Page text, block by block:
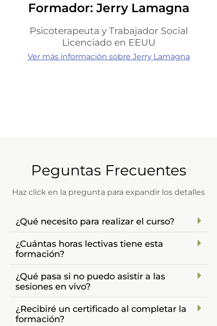
Formador: Jerry Lamagna
Psicoterapeuta y Trabajador Social
Licenciado en EEUU
Ver más información sobre Jerry Lamagna
Peguntas Frecuentes
Haz click en la pregunta para expandir los detalles
¿Qué necesito para realizar el curso?
¿Cuántas horas lectivas tiene esta
formación?
¿Qué pasa si no puedo asistir a las
sesiones en vivo?
¿Recibiré un certificado al completar la
formación?